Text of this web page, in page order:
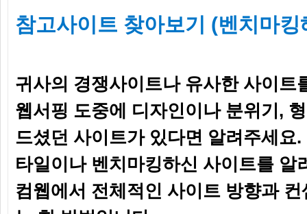
참고사이트 찾아보기 (벤치마킹
귀사의 경쟁사이트나 유사한 사이트
웹서핑 도중에 디자인이나 분위기,
드셨던 사이트가 있다면 알려주세요
타일이나 벤치마킹하신 사이트를 알
컴웹에서 전체적인 사이트 방향과